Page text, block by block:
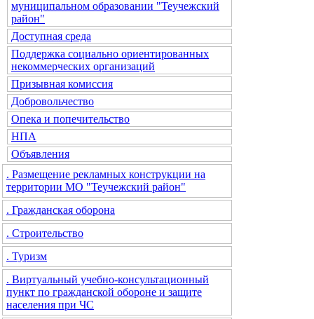
муниципальном образовании "Теучежский
район"
Доступная среда
Поддержка социально ориентированных
некоммерческих организаций
Призывная комиссия
Добровольчество
Опека и попечительство
НПА
Объявления
. Размещение рекламных конструкции на
территории МО "Теучежский район"
. Гражданская оборона
. Строительство
. Туризм
. Виртуальный учебно-консультационный
пункт по гражданской обороне и защите
населения при ЧС